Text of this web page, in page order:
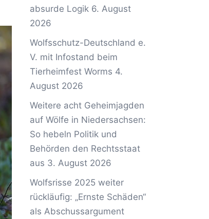
absurde Logik 6. August
2026
Wolfsschutz-Deutschland e.
V. mit Infostand beim
Tierheimfest Worms 4.
August 2026
Weitere acht Geheimjagden
auf Wölfe in Niedersachsen:
So hebeln Politik und
Behörden den Rechtsstaat
aus 3. August 2026
Wolfsrisse 2025 weiter
rückläufig: „Ernste Schäden“
als Abschussargument